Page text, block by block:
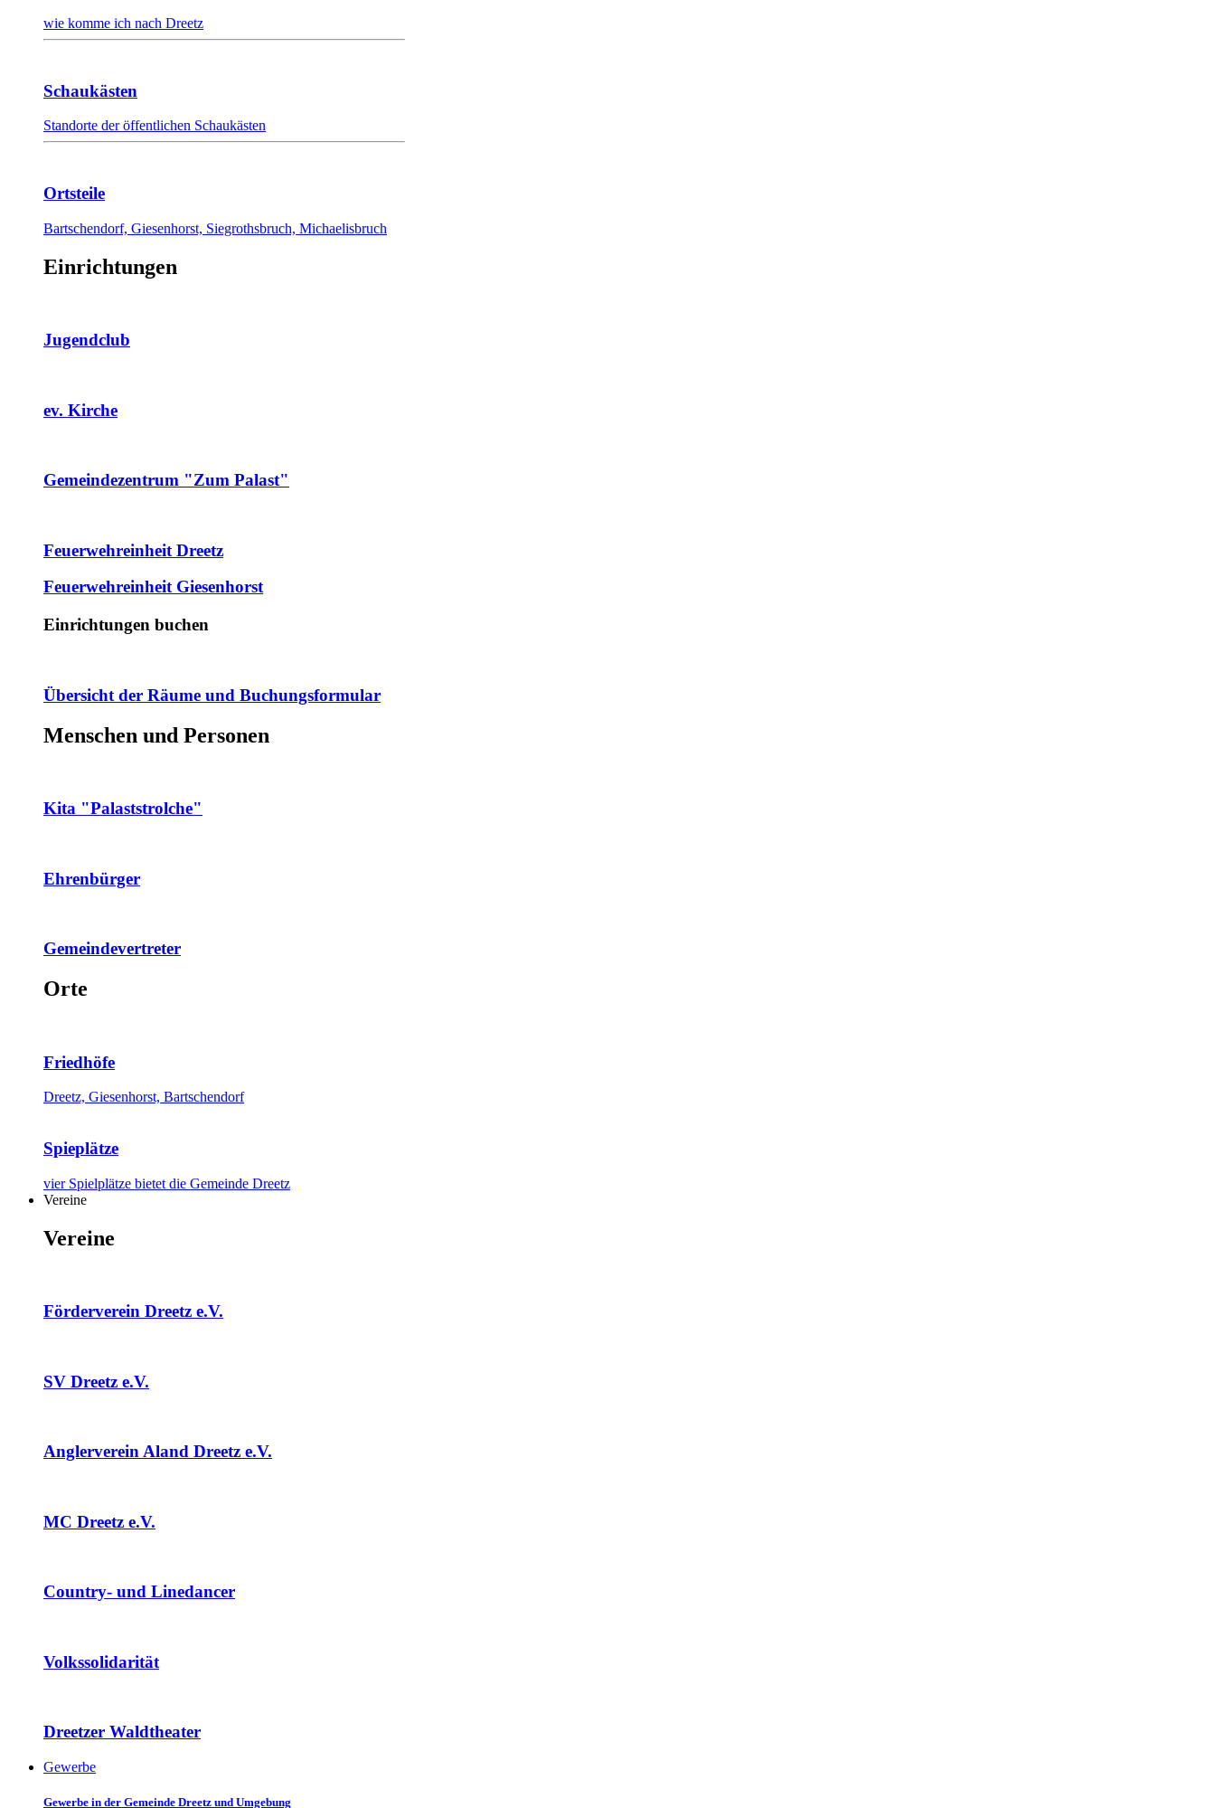
wie komme ich nach Dreetz
Schaukästen
Standorte der öffentlichen Schaukästen
Ortsteile
Bartschendorf, Giesenhorst, Siegrothsbruch, Michaelisbruch
Einrichtungen
Jugendclub
ev. Kirche
Gemeindezentrum "Zum Palast"
Feuerwehreinheit Dreetz
Feuerwehreinheit Giesenhorst
Einrichtungen buchen
Übersicht der Räume und Buchungsformular
Menschen und Personen
Kita "Palaststrolche"
Ehrenbürger
Gemeindevertreter
Orte
Friedhöfe
Dreetz, Giesenhorst, Bartschendorf
Spieplätze
vier Spielplätze bietet die Gemeinde Dreetz
Vereine
Vereine
Förderverein Dreetz e.V.
SV Dreetz e.V.
Anglerverein Aland Dreetz e.V.
MC Dreetz e.V.
Country- und Linedancer
Volkssolidarität
Dreetzer Waldtheater
Gewerbe
Gewerbe in der Gemeinde Dreetz und Umgebung